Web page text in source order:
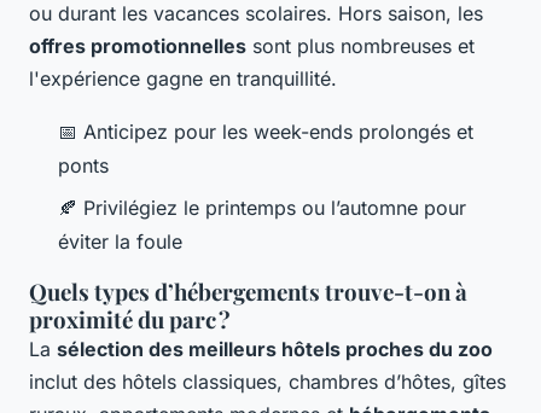
ou durant les vacances scolaires. Hors saison, les
offres promotionnelles sont plus nombreuses et
l'expérience gagne en tranquillité.
📅 Anticipez pour les week-ends prolongés et
ponts
🍂 Privilégiez le printemps ou l’automne pour
éviter la foule
Quels types d’hébergements trouve-t-on à
proximité du parc ?
La sélection des meilleurs hôtels proches du zoo
inclut des hôtels classiques, chambres d’hôtes, gîtes